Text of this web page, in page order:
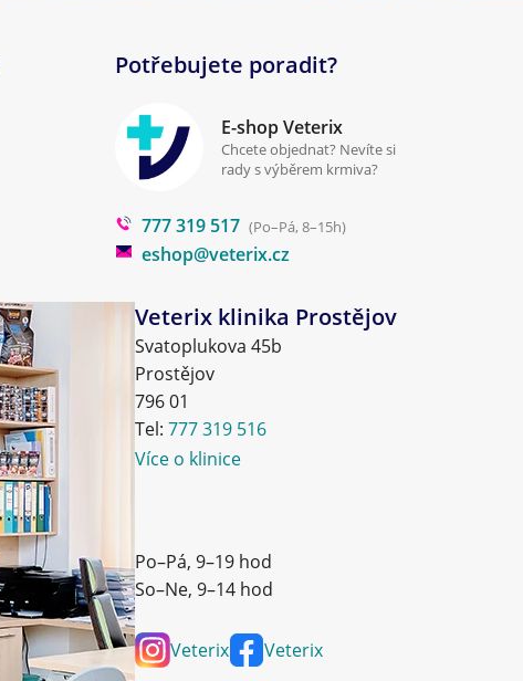
Potřebujete poradit?
E-shop Veterix
Chcete objednat? Nevíte si
rady s výběrem krmiva?
777 319 517 (Po–Pá, 8–15h)
eshop@veterix.cz
Veterix klinika Prostějov
Svatoplukova 45b
Prostějov
796 01
Tel: 777 319 516
Více o klinice
Po–Pá, 9–19 hod
So–Ne, 9–14 hod
Veterix Veterix